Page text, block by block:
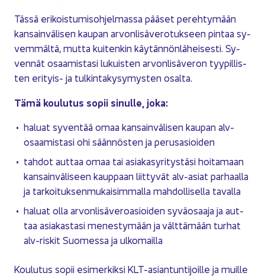
Tässä eri­kois­tu­mis­oh­jel­mas­sa pää­set pe­reh­ty­mään
kan­sain­vä­li­sen kau­pan ar­von­li­sä­ve­ro­tuk­seen pin­taa sy­
vem­mäl­tä, mutta kui­ten­kin käy­tän­nön­lä­hei­ses­ti. Sy­
ven­nät osaa­mis­ta­si lu­kuis­ten ar­von­li­sä­ve­ron tyy­pil­lis­
ten erityis-​ ja tul­kin­ta­ky­sy­mys­ten osal­ta.
Tämä kou­lu­tus sopii si­nul­le, joka:
ha­luat sy­ven­tää omaa kan­sain­vä­li­sen kau­pan alv-​
osaamistasi ohi sään­nös­ten ja pe­rus­asioi­den
tah­dot aut­taa omaa tai asia­kas­yri­tys­tä­si hoi­ta­maan
kan­sain­vä­li­seen kaup­paan liit­ty­vät alv-​asiat par­haal­la
ja tar­koi­tuk­sen­mu­kai­sim­mal­la mah­dol­li­sel­la ta­val­la
ha­luat olla ar­von­li­sä­ve­ro­asioi­den sy­vä­osaa­ja ja aut­
taa asia­kas­ta­si me­nes­ty­mään ja vält­tä­mään tur­hat
alv-​riskit Suo­mes­sa ja ul­ko­mail­la
Kou­lu­tus sopii esi­mer­kik­si KLT-​asiantuntijoille ja muil­le